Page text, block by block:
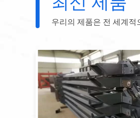
우리의 제품은 전 세계적